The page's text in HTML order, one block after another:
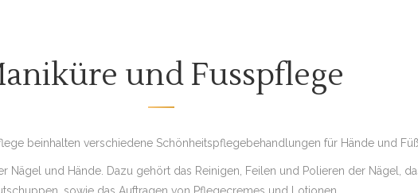
und Fusspflege
beinhalten verschiedene Schönheitspflegebehandlungen für Hände und
Nägel und Hände. Dazu gehört das Reinigen, Feilen und Polieren der Nägel,